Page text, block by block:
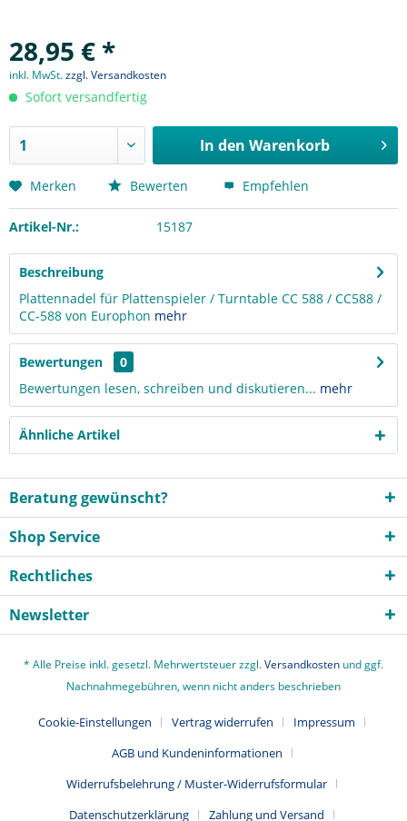
28,95 € *
inkl. MwSt.zzgl. Versandkosten
Sofort versandfertig
In den Warenkorb
Merken Bewerten Empfehlen
Artikel-Nr.: 15187
Beschreibung
Plattennadel für Plattenspieler / Turntable CC 588 / CC588 /
CC-588 von Europhon mehr
Bewertungen
0
Bewertungen lesen, schreiben und diskutieren... mehr
Ähnliche Artikel
Beratung gewünscht?
Shop Service
Rechtliches
Newsletter
* Alle Preise inkl. gesetzl. Mehrwertsteuer zzgl.Versandkosten und ggf.
Nachnahmegebühren, wenn nicht anders beschrieben
Cookie-Einstellungen Vertrag widerrufen
Impressum
AGB und Kundeninformationen
Widerrufsbelehrung / Muster-Widerrufsformular
Datenschutzerklärung
Zahlung und Versand